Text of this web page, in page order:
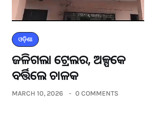
ଓଡ଼ିଶା
ଜଳିଗଲା ଟ୍ରେଲର, ଅଳ୍ପକେ
ବର୍ତ୍ତିଲେ ଚାଳକ
MARCH 10, 2026 0 COMMENTS